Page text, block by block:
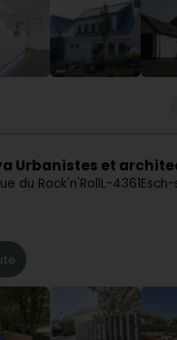
Urbanistes et
du Rock'n'RollL-4361